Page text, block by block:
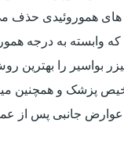
هموروئیدی حذف
که وابسته به درجه
بواسیر را
پزشک و همچنین
عوارض جانبی پس از